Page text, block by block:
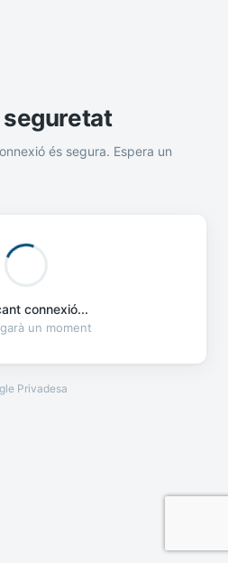
és segura. Espera un
connexió...
un moment
Privadesa